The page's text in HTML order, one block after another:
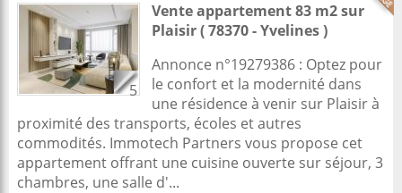
5
Vente appartement 83 m2sur
Plaisir( 78370 - Yvelines )
Annonce n°19279386 : Optez pour
le confort et la modernité dans
une résidence à venir sur Plaisir à
proximité des transports, écoles et autres
commodités. Immotech Partners vous propose cet
appartement offrant une cuisine ouverte sur séjour, 3
chambres, une salle d'...